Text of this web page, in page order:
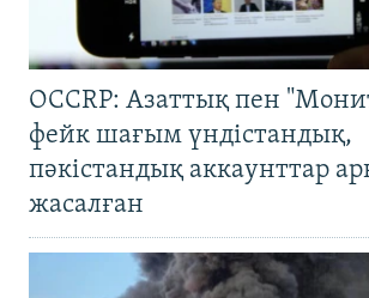
OCCRP: Азаттық пен
фейк шағым үндістандық,
пәкістандық аккаунттар
жасалған